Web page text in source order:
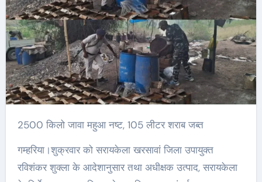
2500 किलो जावा महुआ नष्ट, 105 लीटर शराब जब्त
गम्हरिया।शुक्रवार को सरायकेला खरसावां जिला उपायुक्त
रविशंकर शुक्ला के आदेशानुसार तथा अधीक्षक उत्पाद, सरायकेला